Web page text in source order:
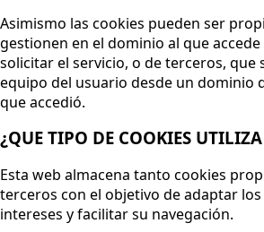
Asimismo las cookies pueden ser
gestionen en el dominio al que
solicitar el servicio, o de terceros, que
equipo del usuario desde un dominio
que accedió.
¿QUE TIPO DE COOKIES UTILIZA
Esta web almacena tanto cookies
terceros con el objetivo de adaptar
intereses y facilitar su navegación.